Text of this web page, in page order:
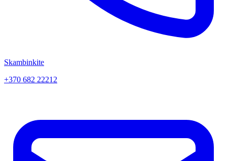
Skambinkite
+370 682 22212